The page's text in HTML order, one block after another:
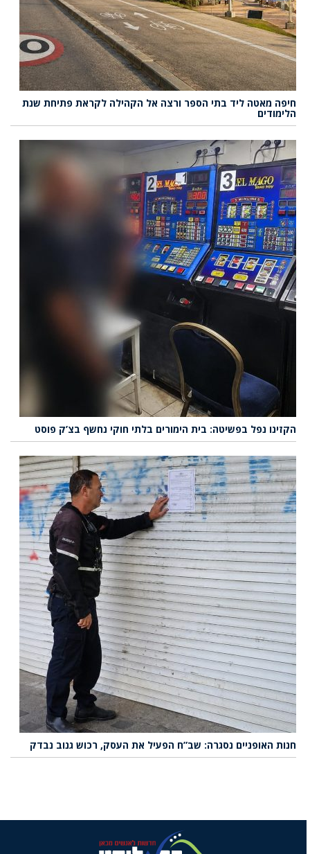
חיפה מאטה ליד בתי הספר ורצה אל הקהילה לקראת פתיחת שנת
הלימודים
הקזינו נפל בפשיטה: בית הימורים בלתי חוקי נחשף בצ’ק פוסט
חנות האופניים נסגרה: שב”ח הפעיל את העסק, רכוש גנוב נבדק